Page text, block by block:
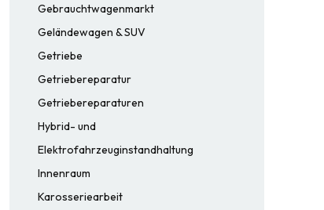
Gebrauchtwagenmarkt
Geländewagen & SUV
Getriebe
Getriebereparatur
Getriebereparaturen
Hybrid- und
Elektrofahrzeuginstandhaltung
Innenraum
Karosseriearbeit